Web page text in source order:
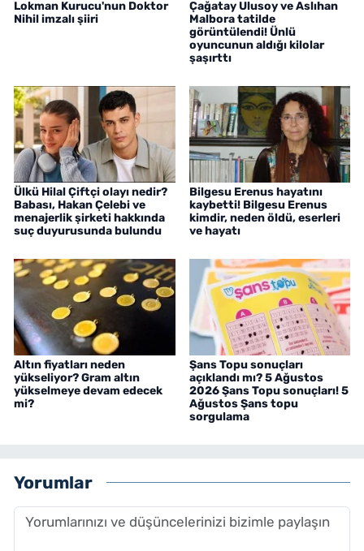
Lokman Kurucu'nun Doktor
Nihil imzalı şiiri
Çağatay Ulusoy ve Aslıhan
Malbora tatilde
görüntülendi! Ünlü
oyuncunun aldığı kilolar
şaşırttı
Ülkü Hilal Çiftçi olayı nedir?
Babası, Hakan Çelebi ve
menajerlik şirketi hakkında
suç duyurusunda bulundu
Bilgesu Erenus hayatını
kaybetti! Bilgesu Erenus
kimdir, neden öldü, eserleri
ve hayatı
Altın fiyatları neden
yükseliyor? Gram altın
yükselmeye devam edecek
mi?
Şans Topu sonuçları
açıklandı mı? 5 Ağustos
2026 Şans Topu sonuçları! 5
Ağustos Şans topu
sorgulama
Yorumlar